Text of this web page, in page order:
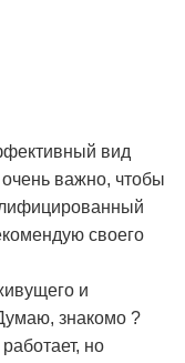
вид
важно, чтобы
своего
и
знакомо ?
но